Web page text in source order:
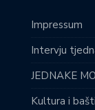
Impressum
Intervju
JEDNAKE
Kultura i